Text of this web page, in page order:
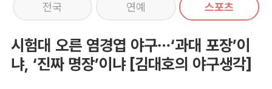
전국 연예 스포츠
시험대 오른 염경엽 야구…‘과대 포장’이
냐, ‘진짜 명장’이냐 [김대호의 야구생각]